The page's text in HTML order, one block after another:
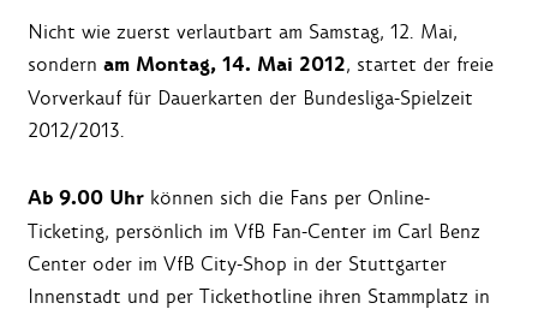
Nicht wie zuerst verlautbart am Samstag, 12. Mai,
sondern am Montag, 14. Mai 2012, startet der freie
Vorverkauf für Dauerkarten der Bundesliga-Spielzeit
2012/2013.
Ab 9.00 Uhr können sich die Fans per Online-
Ticketing, persönlich im VfB Fan-Center im Carl Benz
Center oder im VfB City-Shop in der Stuttgarter
Innenstadt und per Tickethotline ihren Stammplatz in